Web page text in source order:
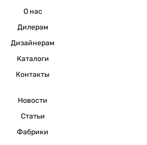
О нас
Дилерам
Дизайнерам
Каталоги
Контакты
Новости
Статьи
Фабрики